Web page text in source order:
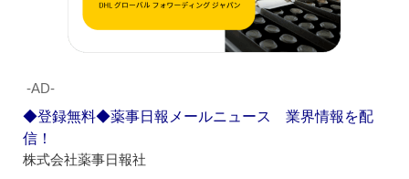
‐AD‐
◆登録無料◆薬事日報メールニュース 業界情報を配
信！
株式会社薬事日報社